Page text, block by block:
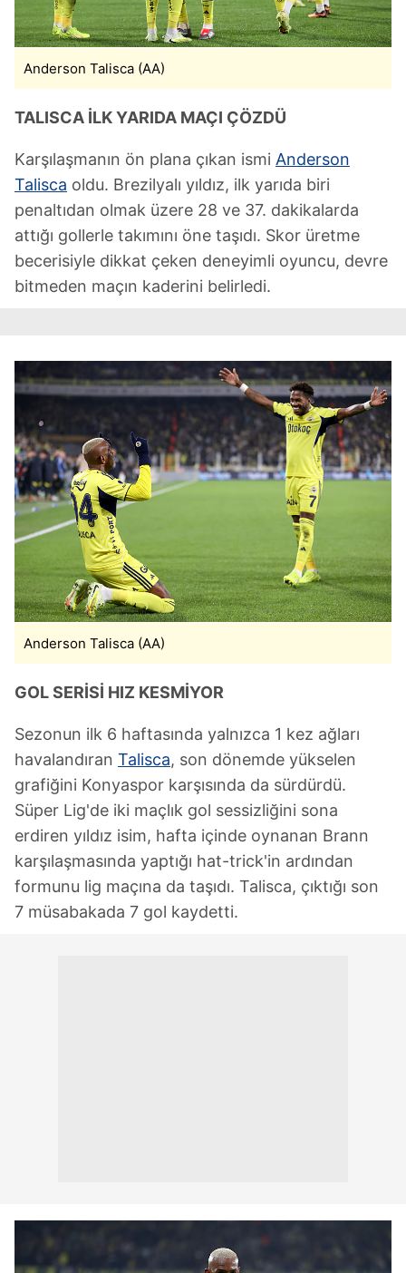
Anderson Talisca (AA)
TALISCA İLK YARIDA MAÇI ÇÖZDÜ
Karşılaşmanın ön plana çıkan ismi Anderson
Talisca oldu. Brezilyalı yıldız, ilk yarıda biri
penaltıdan olmak üzere 28 ve 37. dakikalarda
attığı gollerle takımını öne taşıdı. Skor üretme
becerisiyle dikkat çeken deneyimli oyuncu, devre
bitmeden maçın kaderini belirledi.
Anderson Talisca (AA)
GOL SERİSİ HIZ KESMİYOR
Sezonun ilk 6 haftasında yalnızca 1 kez ağları
havalandıran Talisca, son dönemde yükselen
grafiğini Konyaspor karşısında da sürdürdü.
Süper Lig'de iki maçlık gol sessizliğini sona
erdiren yıldız isim, hafta içinde oynanan Brann
karşılaşmasında yaptığı hat-trick'in ardından
formunu lig maçına da taşıdı. Talisca, çıktığı son
7 müsabakada 7 gol kaydetti.